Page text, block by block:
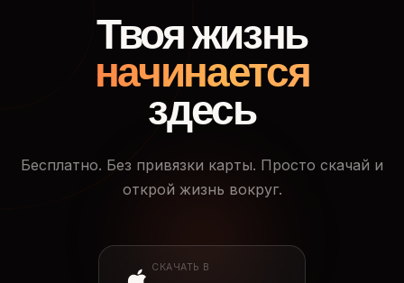
Твоя жизнь
начинается
здесь
Бесплатно. Без привязки карты. Просто скачай и
открой жизнь вокруг.
СКАЧАТЬ В